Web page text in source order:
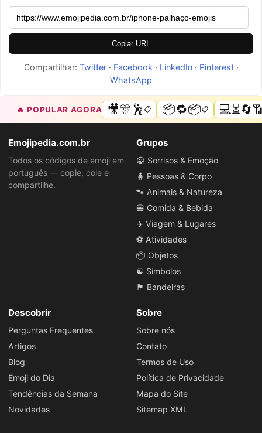
Copiar URL
Compartilhar: Twitter· Facebook · LinkedIn· Pinterest·
WhatsApp
🔥 POPULAR AGORA 🎥🎊🕺📋 📦🔁📦📋
Emojipedia.com.br
Todos os códigos de emoji em
português — copie, cole e
compartilhe.
Grupos
😀 Sorrisos & Emoção
🧍 Pessoas & Corpo
🐾 Animais & Natureza
🍔 Comida & Bebida
✈️ Viagem & Lugares
⚽ Atividades
📦 Objetos
☯️ Símbolos
🏴 Bandeiras
Descobrir
Perguntas Frequentes
Artigos
Blog
Emoji do Dia
Tendências da Semana
Novidades
Sobre
Sobre nós
Contato
Termos de Uso
Política de Privacidade
Mapa do Site
Sitemap XML